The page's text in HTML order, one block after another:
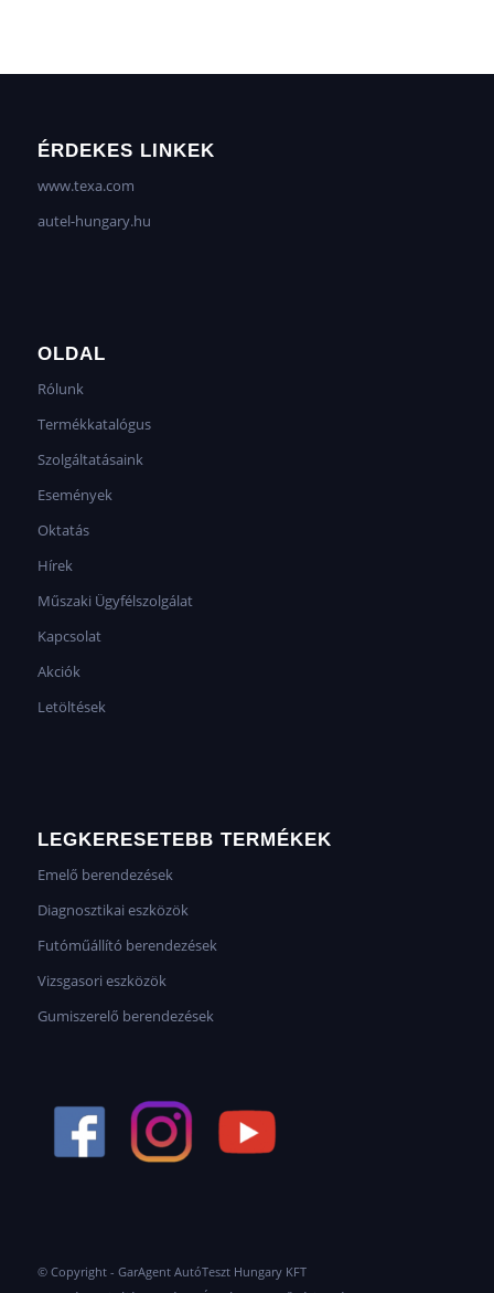
ÉRDEKES LINKEK
www.texa.com
autel-hungary.hu
OLDAL
Rólunk
Termékkatalógus
Szolgáltatásaink
Események
Oktatás
Hírek
Műszaki Ügyfélszolgálat
Kapcsolat
Akciók
Letöltések
LEGKERESETEBB TERMÉKEK
Emelő berendezések
Diagnosztikai eszközök
Futóműállító berendezések
Vizsgasori eszközök
Gumiszerelő berendezések
© Copyright - GarAgent AutóTeszt Hungary KFT